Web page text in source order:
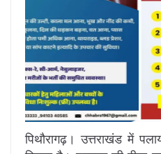
पिथौरागढ़। उत्तराखंड में